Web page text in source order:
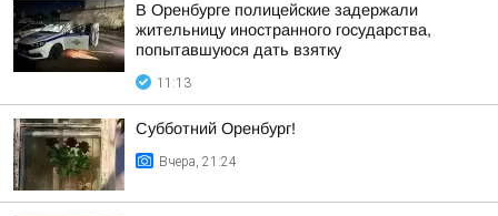
В Оренбурге полицейские задержали
жительницу иностранного государства,
попытавшуюся дать взятку
11:13
Субботний Оренбург!
Вчера, 21:24